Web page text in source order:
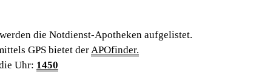
die Notdienst-Apotheken aufgelistet.
GPS bietet derAPOfinder.
Uhr: 1450